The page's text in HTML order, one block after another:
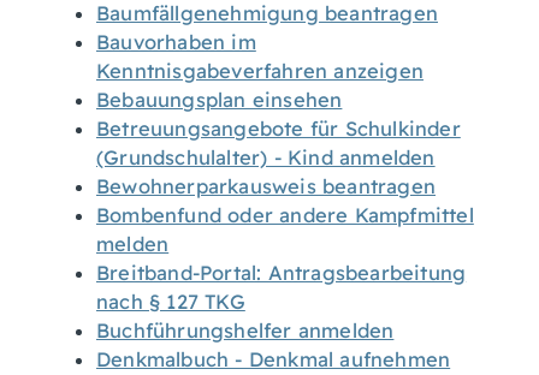
Baumfällgenehmigung beantragen
Bauvorhaben im
Kenntnisgabeverfahren anzeigen
Bebauungsplan einsehen
Betreuungsangebote für Schulkinder
(Grundschulalter) - Kind anmelden
Bewohnerparkausweis beantragen
Bombenfund oder andere Kampfmittel
melden
Breitband-Portal: Antragsbearbeitung
nach § 127 TKG
Buchführungshelfer anmelden
Denkmalbuch - Denkmal aufnehmen